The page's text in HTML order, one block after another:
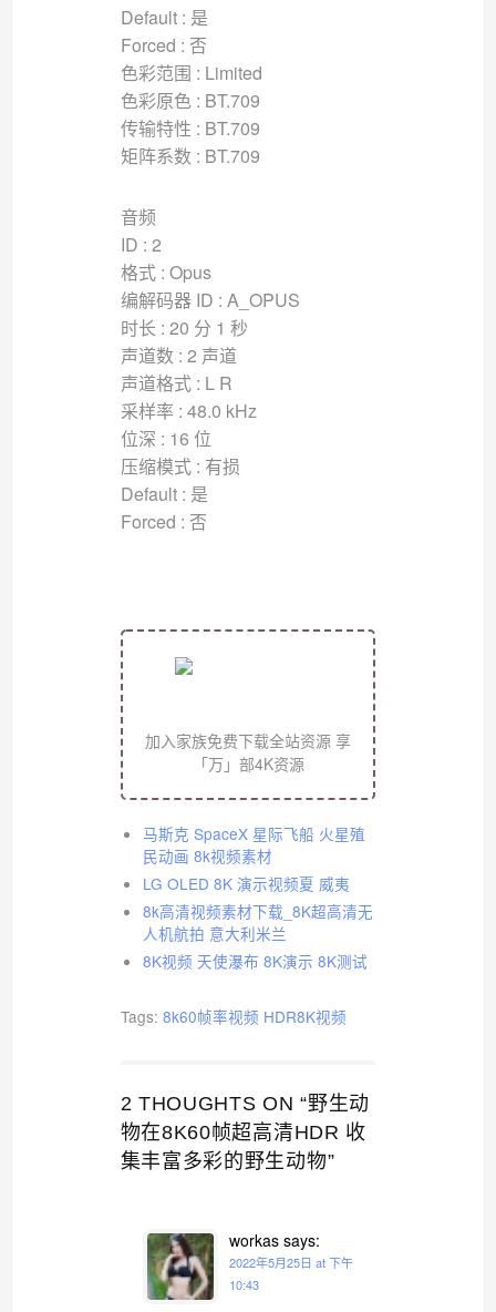
Default : 是
Forced : 否
色彩范围 : Limited
色彩原色 : BT.709
传输特性 : BT.709
矩阵系数 : BT.709
音频
ID : 2
格式 : Opus
编解码器 ID : A_OPUS
时长 : 20 分 1 秒
声道数 : 2 声道
声道格式 : L R
采样率 : 48.0 kHz
位深 : 16 位
压缩模式 : 有损
Default : 是
Forced : 否
加入家族免费下载全站资源 享
「万」部4K资源
马斯克 SpaceX 星际飞船 火星殖
民动画 8k视频素材
LG OLED 8K 演示视频夏 威夷
8k高清视频素材下载_8K超高清无
人机航拍 意大利米兰
8K视频 天使瀑布 8K演示 8K测试
Tags: 8k60帧率视频 HDR8K视频
2 THOUGHTS ON “野生动
物在8K60帧超高清HDR 收
集丰富多彩的野生动物”
workas says:
2022年5月25日 at 下午
10:43